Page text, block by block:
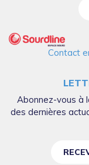
Contact
Abonnez-vous à
des dernières